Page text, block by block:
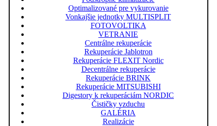
Optimalizované pre vykurovanie
Vonkajšie jednotky MULTISPLIT
FOTOVOLTIKA
VETRANIE
Centrálne rekuperácie
Rekuperácie Jablotron
Rekuperácie FLEXIT Nordic
Decentrálne rekuperácie
Rekuperácie BRINK
Rekuperácie MITSUBISHI
Digestory k rekuperáciám NORDIC
Čističky vzduchu
GALÉRIA
Realizácie